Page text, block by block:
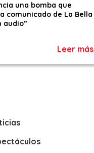
una bomba que
comunicado de La Bella
audio”
Leer más